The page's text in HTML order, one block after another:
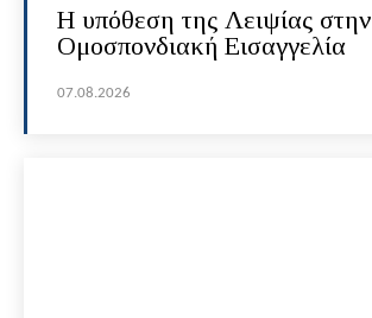
Η υπόθεση της Λειψίας στην
Ομοσπονδιακή Εισαγγελία
07.08.2026